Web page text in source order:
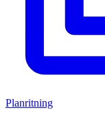
Planritning